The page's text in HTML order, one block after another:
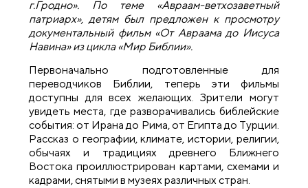
г.Гродно». По теме «Авраам-ветхозаветный
патриарх», детям был предложен к просмотру
документальный фильм «От Авраама до Иисуса
Навина» из цикла «Мир Библии».
Первоначально подготовленные для
переводчиков Библии, теперь эти фильмы
доступны для всех желающих. Зрители могут
увидеть места, где разворачивались библейские
события: от Ирана до Рима, от Египта до Турции.
Рассказ о географии, климате, истории, религии,
обычаях и традициях древнего Ближнего
Востока проиллюстрирован картами, схемами и
кадрами, снятыми в музеях различных стран.